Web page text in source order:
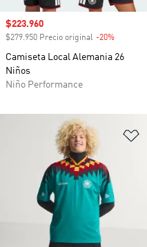
Precio de venta
$223.960
$279.950 Precio original -20%
Camiseta Local Alemania 26
Niños
Niño Performance